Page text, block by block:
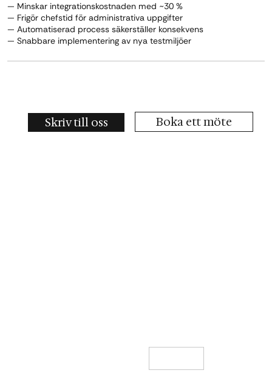
— Minskar integrationskostnaden med ~30 %
— Frigör chefstid för administrativa uppgifter
— Automatiserad process säkerställer konsekvens
— Snabbare implementering av nya testmiljöer
Skriv till oss Boka ett möte